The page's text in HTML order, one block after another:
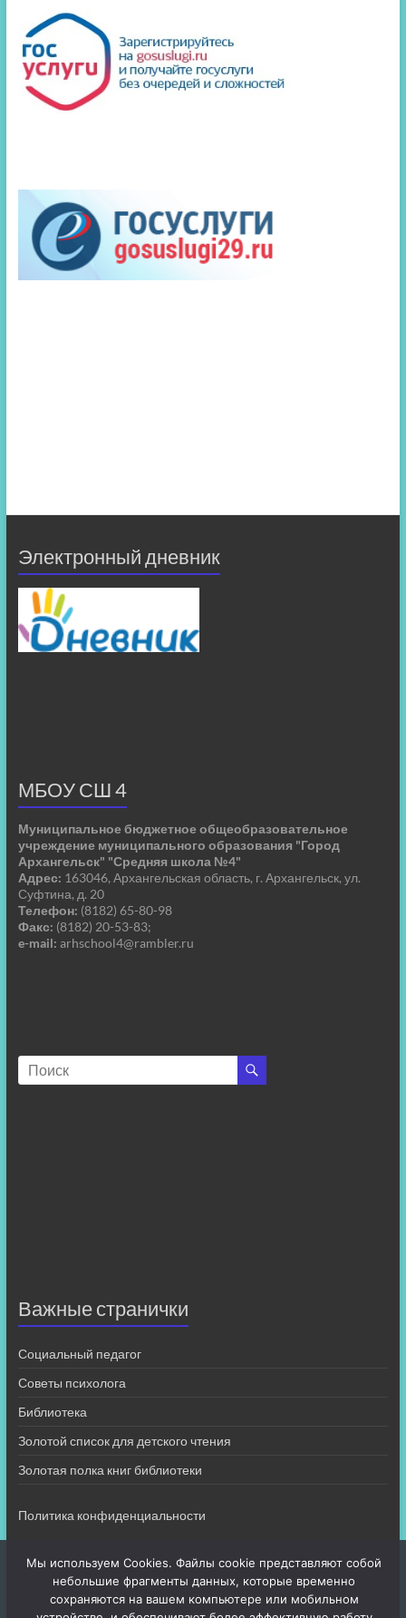
Электронный дневник
МБОУ СШ 4
Муниципальное бюджетное общеобразовательное
учреждение муниципального образования "Город
Архангельск" "Средняя школа №4"
Адрес: 163046, Архангельская область, г. Архангельск, ул.
Суфтина, д. 20
Телефон: (8182) 65-80-98
Факс: (8182) 20-53-83;
e-mail: arhschool4@rambler.ru
Важные странички
Социальный педагог
Советы психолога
Библиотека
Золотой список для детского чтения
Золотая полка книг библиотеки
Политика конфиденциальности
Мы используем Cookies. Файлы cookie представляют собой
небольшие фрагменты данных, которые временно
сохраняются на вашем компьютере или мобильном